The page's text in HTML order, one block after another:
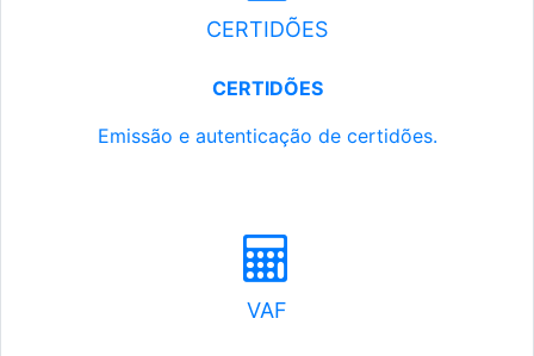
CERTIDÕES
CERTIDÕES
Emissão e autenticação de certidões.
VAF